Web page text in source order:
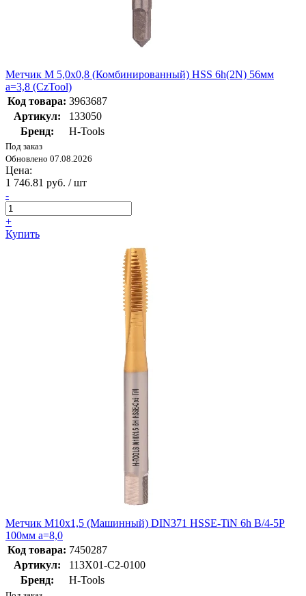
Метчик М 5,0х0,8 (Комбинированный) HSS 6h(2N) 56мм
a=3,8 (CzTool)
Код товара: 3963687
Артикул:
133050
Бренд:
H-Tools
Под заказ
Обновлено 07.08.2026
Цена:
1 746.81 руб. / шт
-
+
Купить
Метчик М10х1,5 (Машинный) DIN371 HSSE-TiN 6h B/4-5P
100мм a=8,0
Код товара: 7450287
Артикул:
113X01-C2-0100
Бренд:
H-Tools